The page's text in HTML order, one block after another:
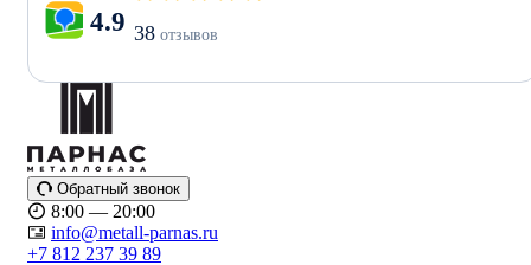
4.9 38 отзывов
Обратный звонок
8:00 — 20:00
info@metall-parnas.ru
+7 812 237 39 89